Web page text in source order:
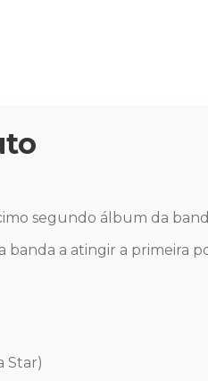
segundo álbum da
a atingir a primeira
Star)